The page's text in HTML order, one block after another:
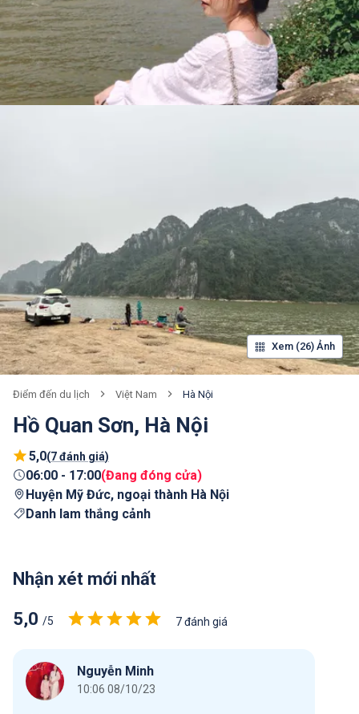
Xem (26) Ảnh
Điểm đến du lịch Việt Nam Hà Nội
Hồ Quan Sơn, Hà Nội
5,0(7 đánh giá)
06:00 - 17:00(Đang đóng cửa)
Huyện Mỹ Đức, ngoại thành Hà Nội
Danh lam thắng cảnh
Nhận xét mới nhất
5,0 /5 7 đánh giá
Nguyễn Minh
10:06 08/10/23